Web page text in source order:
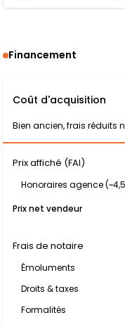
Financement
Coût d'acquisition
Bien ancien, frais réduits
Prix affiché (FAI)
Honoraires agence
Prix net vendeur
Frais de notaire
Émoluments
Droits & taxes
Formalités